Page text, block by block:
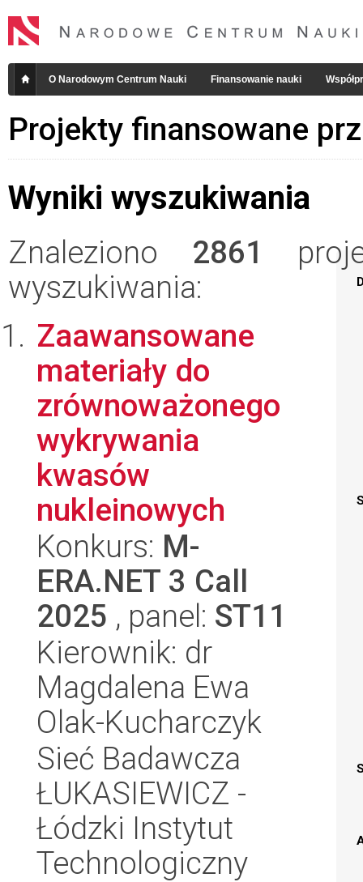
O Narodowym Centrum Nauki Finansowanie nauki
Projekty finansowane
Wyniki wyszukiwania
Znaleziono 2861
wyszukiwania:
Zaawansowane
materiały do
zrównoważonego
wykrywania
kwasów
nukleinowych
Konkurs: M-
ERA.NET 3 Call
2025 , panel: ST11
Kierownik: dr
Magdalena Ewa
Olak-Kucharczyk
Sieć Badawcza
ŁUKASIEWICZ -
Łódzki Instytut
Technologiczny